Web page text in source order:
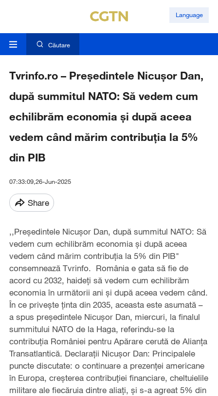
Language
Căutare
Tvrinfo.ro – Președintele Nicușor Dan,
după summitul NATO: Să vedem cum
echilibrăm economia și după aceea
vedem când mărim contribuția la 5%
din PIB
07:33:09,26-Jun-2025
Share
,,Președintele Nicușor Dan, după summitul NATO: Să
vedem cum echilibrăm economia și după aceea
vedem când mărim contribuția la 5% din PIB"
consemnează Tvrinfo. România e gata să fie de
acord cu 2032, haideți să vedem cum echilibrăm
economia în următorii ani și după aceea vedem când.
În ce privește ținta din 2035, aceasta este asumată –
a spus președintele Nicușor Dan, miercuri, la finalul
summitului NATO de la Haga, referindu-se la
contribuția României pentru Apărare cerută de Alianța
Transatlantică. Declarații Nicușor Dan: Principalele
puncte discutate: o continuare a prezenței americane
în Europa, creșterea contribuției financiare, cheltuielile
militare ale fiecăruia dintre aliați, și s-a agreat 5% din